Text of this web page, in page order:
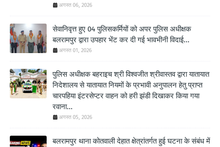
अगस्त 06, 2026
सेवानिवृत्त हुए 04 पुलिसकर्मियों को अपर पुलिस अधीक्षक
बलरामपुर द्वारा उपहार भेंट कर दी गई भावभीनी विदाई...
अगस्त 01, 2026
पुलिस अधीक्षक बहराइच श्री विश्वजीत श्रीवास्तव द्वारा यातायात
निदेशालय से यातायात नियमों के प्रभावी अनुपालन हेतु प्राप्त
चारपहिया इंटरसेप्टर वाहन को हरी झंडी दिखाकर किया गया
रवाना...
अगस्त 05, 2026
बलरामपुर थाना कोतवाली देहात क्षेत्रांतर्गत हुई घटना के संबंध में